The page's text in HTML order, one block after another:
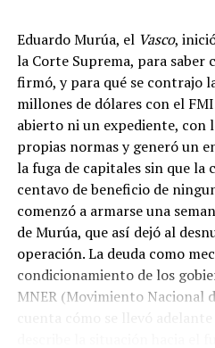
Eduardo Murúa, el Vasco,
la Corte Suprema, para saber
firmó, y para qué se contrajo
millones de dólares con el
abierto ni un expediente, con
propias normas y generó un
la fuga de capitales sin que la
centavo de beneficio de
comenzó a armarse una
de Murúa, que así dejó al
operación. La deuda como
condicionamiento de los
MNER (Movimiento Nacional